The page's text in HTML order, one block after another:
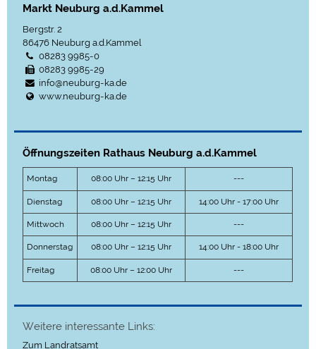
Markt Neuburg a.d.Kammel
Bergstr. 2
86476 Neuburg a.d.Kammel
08283 9985-0
08283 9985-29
info@neuburg-ka.de
www.neuburg-ka.de
Öffnungszeiten Rathaus Neuburg a.d.Kammel
Montag 08:00 Uhr – 12:15 Uhr ---
Dienstag 08:00 Uhr – 12:15 Uhr 14:00 Uhr - 17:00 Uhr
Mittwoch 08:00 Uhr – 12:15 Uhr ---
Donnerstag 08:00 Uhr – 12:15 Uhr 14:00 Uhr - 18:00 Uhr
Freitag 08:00 Uhr – 12:00 Uhr ---
Weitere interessante Links:
Zum Landratsamt